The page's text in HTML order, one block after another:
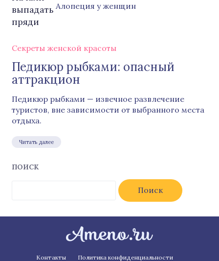
Алопеция у женщин
Секреты женской красоты
Педикюр рыбками: опасный
аттракцион
Педикюр рыбками — извечное развлечение
туристов, вне зависимости от выбранного места
отдыха.
Читать далее
ПОИСК
Контакты Политика конфиденциальности